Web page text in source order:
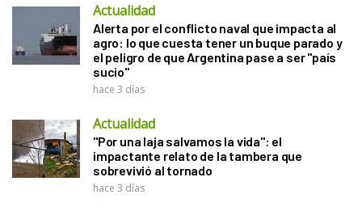
Actualidad
Alerta por el conflicto naval que impacta al
agro: lo que cuesta tener un buque parado y
el peligro de que Argentina pase a ser "país
sucio"
hace 3 días
Actualidad
"Por una laja salvamos la vida": el
impactante relato de la tambera que
sobrevivió al tornado
hace 3 días